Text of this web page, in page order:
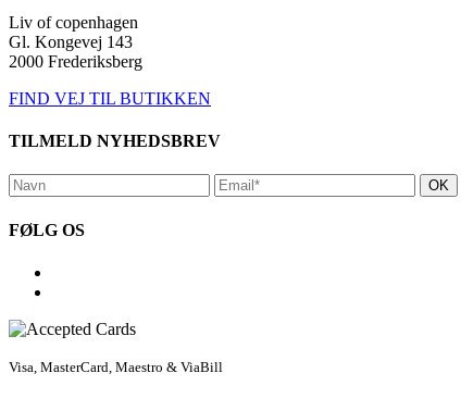
Liv of copenhagen
Gl. Kongevej 143
2000 Frederiksberg
FIND VEJ TIL BUTIKKEN
TILMELD NYHEDSBREV
FØLG OS
Visa, MasterCard, Maestro & ViaBill